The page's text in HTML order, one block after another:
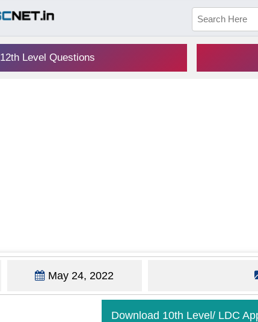
12th Level Questions
May 24, 2022
Download 10th Level/ LDC